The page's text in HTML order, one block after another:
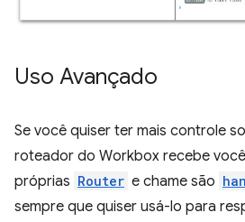
Uso Avançado
Se você quiser ter mais controle
roteador do Workbox recebe
próprias Router e chame são
sempre que quiser usá-lo para